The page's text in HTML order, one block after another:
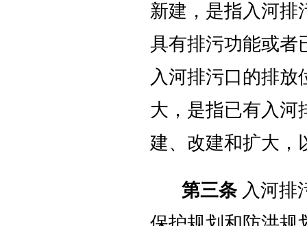
新建，是指入河排
具有排污功能或者
入河排污口的排
大，是指已有入河
建、改建和扩大
第三条入河排